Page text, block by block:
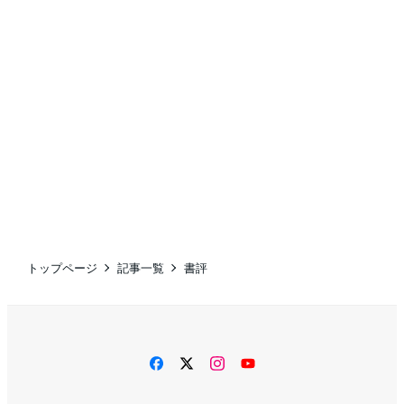
トップページ 記事一覧 書評
facebooktwitterinstagram
YouTube